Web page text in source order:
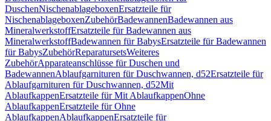
DuschenNischenablageboxenErsatzteile für
NischenablageboxenZubehörBadewannenBadewannen aus
MineralwerkstoffErsatzteile für Badewannen aus
MineralwerkstoffBadewannen für BabysErsatzteile für Badewannen
für BabysZubehörReparatursetsWeiteres
ZubehörApparateanschlüsse für Duschen und
BadewannenAblaufgarnituren für Duschwannen, d52Ersatzteile für
Ablaufgarnituren für Duschwannen, d52Mit
AblaufkappenErsatzteile für Mit AblaufkappenOhne
AblaufkappenErsatzteile für Ohne
AblaufkappenAblaufkappenErsatzteile für